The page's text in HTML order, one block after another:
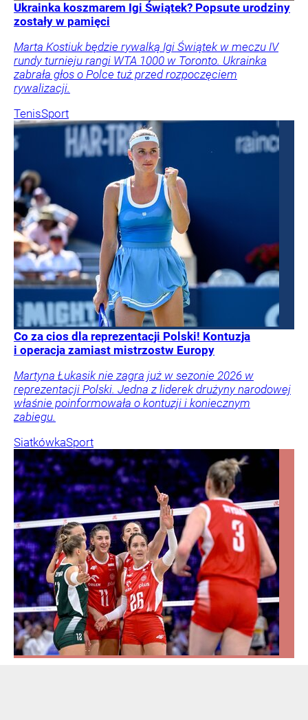
Ukrainka koszmarem Igi Świątek? Popsute urodziny
zostały w pamięci
Marta Kostiuk będzie rywalką Igi Świątek w meczu IV
rundy turnieju rangi WTA 1000 w Toronto. Ukrainka
zabrała głos o Polce tuż przed rozpoczęciem
rywalizacji.
TenisSport
Co za cios dla reprezentacji Polski! Kontuzja
i operacja zamiast mistrzostw Europy
Martyna Łukasik nie zagra już w sezonie 2026 w
reprezentacji Polski. Jedna z liderek drużyny narodowej
właśnie poinformowała o kontuzji i koniecznym
zabiegu.
SiatkówkaSport